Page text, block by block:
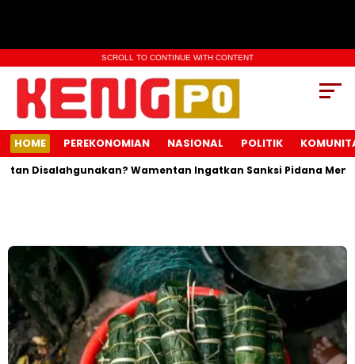
SCROLL TO CONTINUE WITH CONTENT
HOME PEREKONOMIAN NASIONAL POLITIK
Wamentan Ingatkan Sanksi Pidana Menanti